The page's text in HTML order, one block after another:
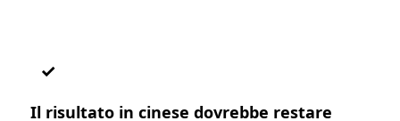
✓
Il risultato in cinese dovrebbe restare